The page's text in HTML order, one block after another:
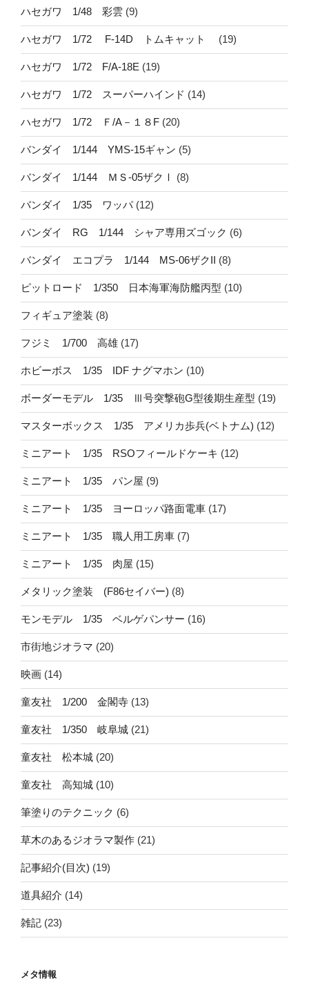
ハセガワ 1/48 彩雲 (9)
ハセガワ 1/72 F-14D トムキャット (19)
ハセガワ 1/72 F/A-18E (19)
ハセガワ 1/72 スーパーハインド (14)
ハセガワ 1/72 Ｆ/A－１８F (20)
バンダイ 1/144 YMS-15ギャン (5)
バンダイ 1/144 ＭＳ-05ザクⅠ (8)
バンダイ 1/35 ワッパ(12)
バンダイ RG 1/144 シャア専用ズゴック (6)
バンダイ エコプラ 1/144 MS-06ザクII (8)
ピットロード 1/350 日本海軍海防艦丙型 (10)
フィギュア塗装 (8)
フジミ 1/700 高雄 (17)
ホビーボス 1/35 IDF ナグマホン (10)
ボーダーモデル 1/35 Ⅲ号突撃砲G型後期生産型 (19)
マスターボックス 1/35 アメリカ歩兵(ベトナム) (12)
ミニアート 1/35 RSOフィールドケーキ (12)
ミニアート 1/35 パン屋 (9)
ミニアート 1/35 ヨーロッパ路面電車 (17)
ミニアート 1/35 職人用工房車 (7)
ミニアート 1/35 肉屋 (15)
メタリック塗装 (F86セイバー) (8)
モンモデル 1/35 ベルゲパンサー (16)
市街地ジオラマ (20)
映画 (14)
童友社 1/200 金閣寺 (13)
童友社 1/350 岐阜城 (21)
童友社 松本城 (20)
童友社 高知城 (10)
筆塗りのテクニック (6)
草木のあるジオラマ製作 (21)
記事紹介(目次) (19)
道具紹介 (14)
雑記 (23)
メタ情報